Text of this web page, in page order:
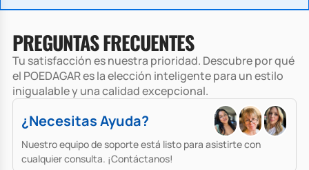
PREGUNTAS FRECUENTES
Tu satisfacción es nuestra prioridad. Descubre por qué
el POEDAGAR es la elección inteligente para un estilo
inigualable y una calidad excepcional.
¿Necesitas Ayuda?
Nuestro equipo de soporte está listo para asistirte con
cualquier consulta. ¡Contáctanos!